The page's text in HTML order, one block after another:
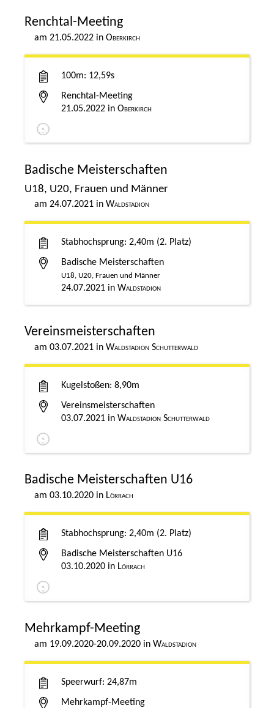
Renchtal-Meeting
21.05.2022 Oberkirch
100m 12,59s
21.05.2022 Oberkirch
Renchtal-Meeting
Badische Meisterschaften
U18, U20, Frauen und Männer
24.07.2021 Waldstadion
Stabhochsprung 2,40m 2. Platz
24.07.2021 Waldstadion
Badische Meisterschaften
U18, U20, Frauen und Männer
Vereinsmeisterschaften
03.07.2021 Waldstadion Schutterwald
Kugelstoßen 8,90m
03.07.2021 Waldstadion Schutterwald
Vereinsmeisterschaften
Badische Meisterschaften U16
03.10.2020 Lörrach
Stabhochsprung 2,40m 2. Platz
03.10.2020 Lörrach
Badische Meisterschaften U16
Mehrkampf-Meeting
19.09.2020-20.09.2020 Waldstadion
Speerwurf 24,87m
Mehrkampf-Meeting